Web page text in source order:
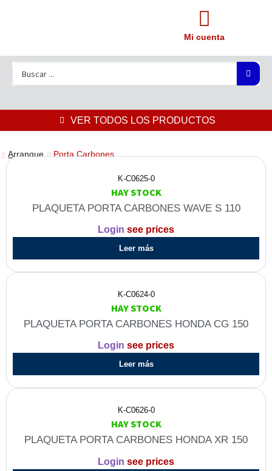
Mi cuenta
VER TODOS LOS PRODUCTOS
Arranque Porta Carbones
K-C0625-0
HAY STOCK
PLAQUETA PORTA CARBONES WAVE S 110
Login see prices
Leer más
K-C0624-0
HAY STOCK
PLAQUETA PORTA CARBONES HONDA CG 150
Login see prices
Leer más
K-C0626-0
HAY STOCK
PLAQUETA PORTA CARBONES HONDA XR 150
Login see prices